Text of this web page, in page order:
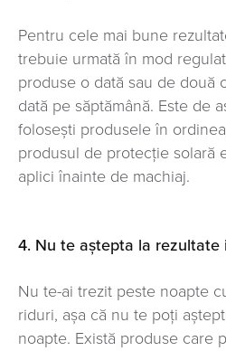
Pentru cele mai bune
trebuie urmată în mod
produse o dată sau de două
dată pe săptămână. Este de
folosești produsele în
produsul de protecție solară
aplici înainte de machiaj.
4. Nu te aștepta la rezultate
Nu te-ai trezit peste noapte
riduri, așa că nu te poți
noapte. Există produse care